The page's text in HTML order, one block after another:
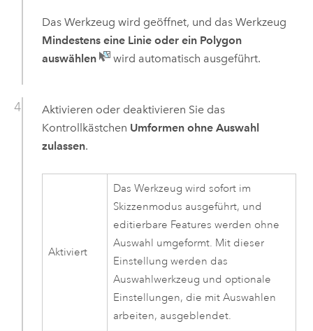
Das Werkzeug wird geöffnet, und das Werkzeug
Mindestens eine Linie oder ein Polygon
auswählen
wird automatisch ausgeführt.
Aktivieren oder deaktivieren Sie das
Kontrollkästchen Umformen ohne Auswahl
zulassen.
Aktiviert
Das Werkzeug wird sofort im
Skizzenmodus ausgeführt, und
editierbare Features werden ohne
Auswahl umgeformt. Mit dieser
Einstellung werden das
Auswahlwerkzeug und optionale
Einstellungen, die mit Auswahlen
arbeiten, ausgeblendet.